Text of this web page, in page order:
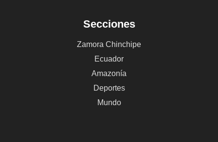
Secciones
Zamora Chinchipe
Ecuador
Amazonía
Deportes
Mundo